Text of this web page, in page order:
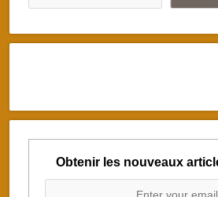
Obtenir les nouveaux